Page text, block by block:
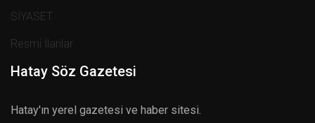
SİYASET
Resmi İlanlar
Hatay Söz Gazetesi
Hatay'ın yerel gazetesi ve haber sitesi.